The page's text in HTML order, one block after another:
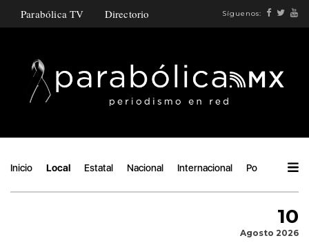
Parabólica TV Directorio Síguenos:
Inicio Local Estatal Nacional Internacional Política
10
Agosto 2026